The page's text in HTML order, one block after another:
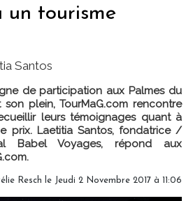
un tourisme
Santos
de participation aux Palmes du
plein, TourMaG.com rencontre
leurs témoignages quant à
prix. Laetitia Santos, fondatrice /
Babel Voyages, répond aux
Resch le Jeudi 2 Novembre 2017 à 11:06